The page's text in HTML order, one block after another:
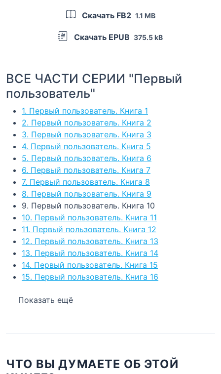
Скачать FB2 1.1 MB
Скачать EPUB 375.5 kB
ВСЕ ЧАСТИ СЕРИИ "Первый
пользователь"
1. Первый пользователь. Книга 1
2. Первый пользователь. Книга 2
3. Первый пользователь. Книга 3
4. Первый пользователь. Книга 5
5. Первый пользователь. Книга 6
6. Первый пользователь. Книга 7
7. Первый пользователь. Книга 8
8. Первый пользователь. Книга 9
9. Первый пользователь. Книга 10
10. Первый пользователь. Книга 11
11. Первый пользователь. Книга 12
12. Первый пользователь. Книга 13
13. Первый пользователь. Книга 14
14. Первый пользователь. Книга 15
15. Первый пользователь. Книга 16
Показать ещё
ЧТО ВЫ ДУМАЕТЕ ОБ ЭТОЙ